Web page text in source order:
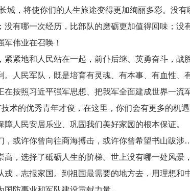
城，将使你们的人生旅途变得更加绚丽多彩。没
有哪一次经历，比部队的磨砺更加值得回味；没
伟业在召唤！
地和人民站在一起，前仆后继、英勇奋斗，战
人民军队，既是培育有灵魂、有本事、有血性、
按照习近平强军思想、把我军全面建成世界一流
术的优秀青年才俊，在这里，你们会有更多的机
人民安居乐业、巩固我们美好家园的根本保证。
或许你曾向往商海搏击，或许你曾希望书山跋
，选择了砥砺人生的阶梯。世上没有哪一处风景
，志报家国。到祖国最需要的地方去，用理想和